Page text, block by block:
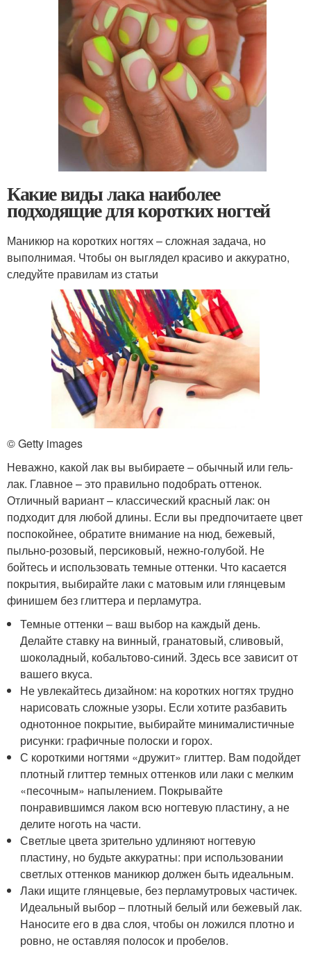
Какие виды лака наиболее
подходящие для коротких ногтей
Маникюр на коротких ногтях – сложная задача, но
выполнимая. Чтобы он выглядел красиво и аккуратно,
следуйте правилам из статьи
© Getty images
Неважно, какой лак вы выбираете ‒ обычный или гель-
лак. Главное – это правильно подобрать оттенок.
Отличный вариант ‒ классический красный лак: он
подходит для любой длины. Если вы предпочитаете цвет
поспокойнее, обратите внимание на нюд, бежевый,
пыльно-розовый, персиковый, нежно-голубой. Не
бойтесь и использовать темные оттенки. Что касается
покрытия, выбирайте лаки с матовым или глянцевым
финишем без глиттера и перламутра.
Темные оттенки ‒ ваш выбор на каждый день.
Делайте ставку на винный, гранатовый, сливовый,
шоколадный, кобальтово-синий. Здесь все зависит от
вашего вкуса.
Не увлекайтесь дизайном: на коротких ногтях трудно
нарисовать сложные узоры. Если хотите разбавить
однотонное покрытие, выбирайте минималистичные
рисунки: графичные полоски и горох.
С короткими ногтями «дружит» глиттер. Вам подойдет
плотный глиттер темных оттенков или лаки с мелким
«песочным» напылением. Покрывайте
понравившимся лаком всю ногтевую пластину, а не
делите ноготь на части.
Светлые цвета зрительно удлиняют ногтевую
пластину, но будьте аккуратны: при использовании
светлых оттенков маникюр должен быть идеальным.
Лаки ищите глянцевые, без перламутровых частичек.
Идеальный выбор ‒ плотный белый или бежевый лак.
Наносите его в два слоя, чтобы он ложился плотно и
ровно, не оставляя полосок и пробелов.